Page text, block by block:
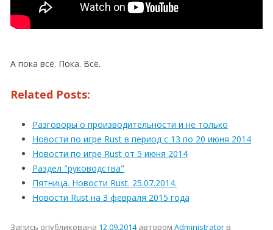
А пока всё. Пока. Всё.
Related Posts:
Разговоры о производительности и не только
Новости по игре Rust в период с 13 по 20 июня 2014
Новости по игре Rust от 5 июня 2014
Раздел "руководства"
Пятница. Новости Rust. 25.07.2014.
Новости Rust на 3 февраля 2015 года
Запись опубликована 12.09.2014автором Administrator в